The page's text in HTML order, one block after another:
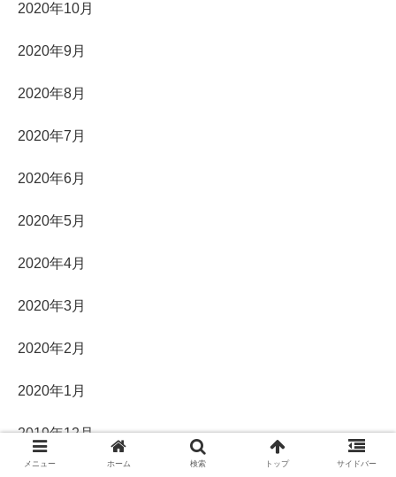
2020年10月
2020年9月
2020年8月
2020年7月
2020年6月
2020年5月
2020年4月
2020年3月
2020年2月
2020年1月
2019年12月
メニュー ホーム 検索 トップ サイドバー